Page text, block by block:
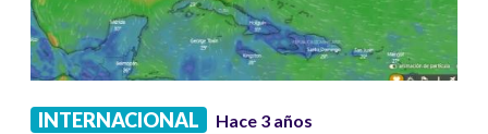
INTERNACIONAL Hace 3 años